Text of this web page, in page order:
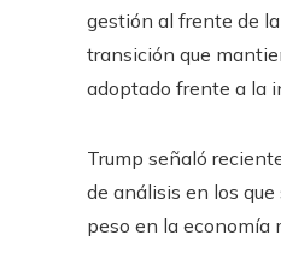
gestión al frente de
transición que
adoptado frente a la
Trump señaló
de análisis en los
peso en la economía